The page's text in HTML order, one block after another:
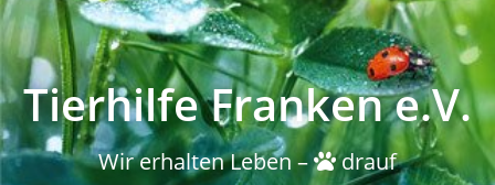
Tierhilfe Franken e.V.
Wir erhalten Leben – drauf